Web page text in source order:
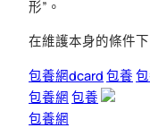
形”。
在維護本身的條件
包養網dcard 包養
包養網 包養
包養網